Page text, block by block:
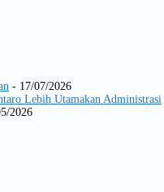
- 17/07/2026
Lebih Utamakan Administrasi
2026